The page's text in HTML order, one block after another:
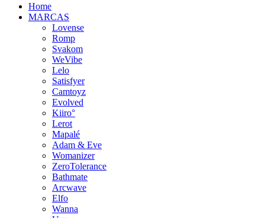
Home
MARCAS
Lovense
Romp
Svakom
WeVibe
Lelo
Satisfyer
Camtoyz
Evolved
Kiiro°
Lerot
Mapalé
Adam & Eve
Womanizer
ZeroTolerance
Bathmate
Arcwave
Elfo
Wanna